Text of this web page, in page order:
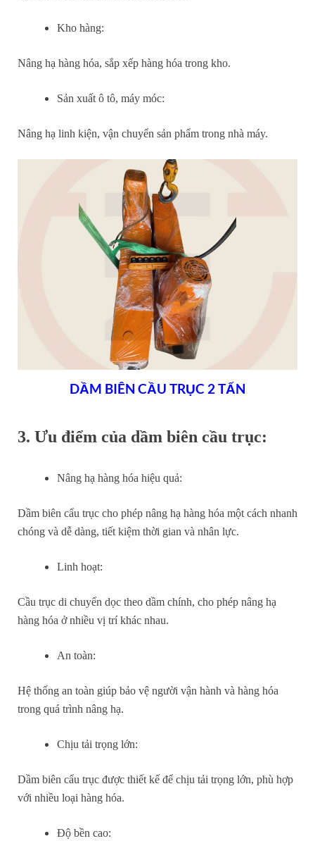
Kho hàng:
Nâng hạ hàng hóa, sắp xếp hàng hóa trong kho.
Sản xuất ô tô, máy móc:
Nâng hạ linh kiện, vận chuyển sản phẩm trong nhà máy.
DẦM BIÊN CẦU TRỤC 2 TẤN
3. Ưu điểm của dầm biên cầu trục:
Nâng hạ hàng hóa hiệu quả:
Dầm biên cẩu trục cho phép nâng hạ hàng hóa một cách nhanh
chóng và dễ dàng, tiết kiệm thời gian và nhân lực.
Linh hoạt:
Cầu trục di chuyển dọc theo dầm chính, cho phép nâng hạ
hàng hóa ở nhiều vị trí khác nhau.
An toàn:
Hệ thống an toàn giúp bảo vệ người vận hành và hàng hóa
trong quá trình nâng hạ.
Chịu tải trọng lớn:
Dầm biên cẩu trục được thiết kế để chịu tải trọng lớn, phù hợp
với nhiều loại hàng hóa.
Độ bền cao: